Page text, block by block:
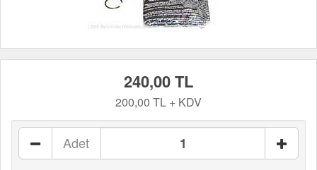
240,00 TL
200,00 TL + KDV
Adet